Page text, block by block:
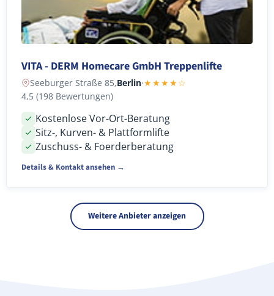
VITA - DERM Homecare GmbH Treppenlifte
Seeburger Straße 85,Berlin·★★★★☆
4,5 (198 Bewertungen)
Kostenlose Vor-Ort-Beratung
Sitz-, Kurven- & Plattformlifte
Zuschuss- & Foerderberatung
Details & Kontakt ansehen →
Weitere Anbieter anzeigen